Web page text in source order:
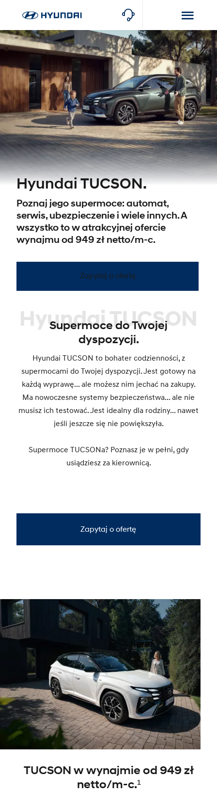
Hyundai TUCSON.
Poznaj jego supermoce: automat,
serwis, ubezpieczenie i wiele innych. A
wszystko to w atrakcyjnej ofercie
wynajmu od 949 zł netto/m-c.
Zapytaj o ofertę
Hyundai TUCSON
Supermoce do Twojej
dyspozycji.
Hyundai TUCSON to bohater codzienności, z
supermocami do Twojej dyspozycji.​ Jest gotowy na
każdą wyprawę... ale możesz nim jechać na zakupy.​
Ma nowoczesne systemy bezpieczeństwa... ale nie
musisz ich testować.​ Jest idealny dla rodziny... nawet
jeśli jeszcze się nie powiększyła.
Supermoce TUCSONa? Poznasz je w pełni, gdy
usiądziesz za kierownicą.
Zapytaj o ofertę
TUCSON w wynajmie od 949 zł
netto/m-c.¹